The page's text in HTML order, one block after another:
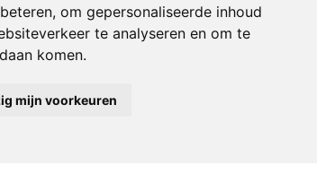
om gepersonaliseerde inhoud
te analyseren en om te
komen.
mijn voorkeuren